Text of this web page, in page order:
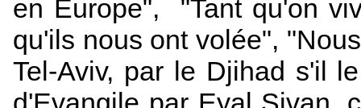
en Europe", "Tant qu'on
qu'ils nous ont volée",
Tel-Aviv, par le Djihad s'il